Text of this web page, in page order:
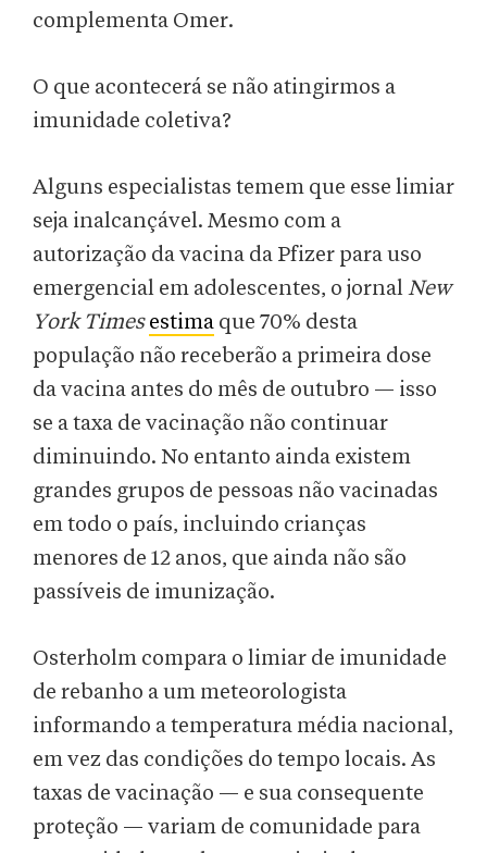
complementa Omer.
O que acontecerá se não atingirmos a
imunidade coletiva?
Alguns especialistas temem que esse limiar
seja inalcançável. Mesmo com a
autorização da vacina da Pfizer para uso
emergencial em adolescentes, o jornalNew
York Times estima que 70% desta
população não receberão a primeira dose
da vacina antes do mês de outubro — isso
se a taxa de vacinação não continuar
diminuindo. No entanto ainda existem
grandes grupos de pessoas não vacinadas
em todo o país, incluindo crianças
menores de 12 anos, que ainda não são
passíveis de imunização.
Osterholm compara o limiar de imunidade
de rebanho a um meteorologista
informando a temperatura média nacional,
em vez das condições do tempo locais. As
taxas de vacinação — e sua consequente
proteção — variam de comunidade para